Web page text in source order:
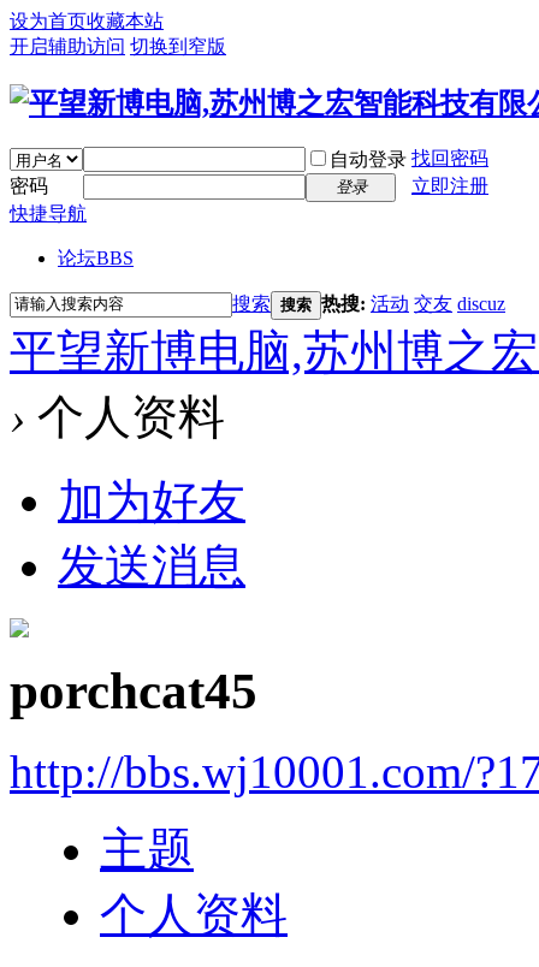
设为首页收藏本站
开启辅助访问 切换到窄版
自动登录 找回密码
密码
登录
立即注册
快捷导航
论坛BBS
搜索 搜索 热搜: 活动 交友 discuz
平望新博电脑,苏州博之
› 个人资料
加为好友
发送消息
porchcat45
http://bbs.wj10001.com/
主题
个人资料